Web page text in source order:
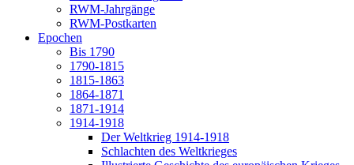
RWM-Jahrgänge
RWM-Postkarten
Epochen
Bis 1790
1790-1815
1815-1863
1864-1871
1871-1914
1914-1918
Der Weltkrieg 1914-1918
Schlachten des Weltkrieges